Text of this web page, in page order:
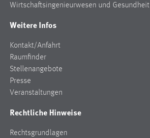
Wirtschaftsingenieurwesen und Gesundheit
Weitere Infos
Kontakt/Anfahrt
Raumfinder
Stellenangebote
Presse
Veranstaltungen
Rechtliche Hinweise
Rechtsgrundlagen